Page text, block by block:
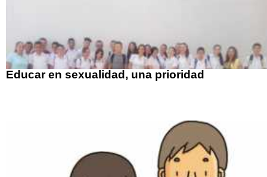
Educar en sexualidad, una prioridad